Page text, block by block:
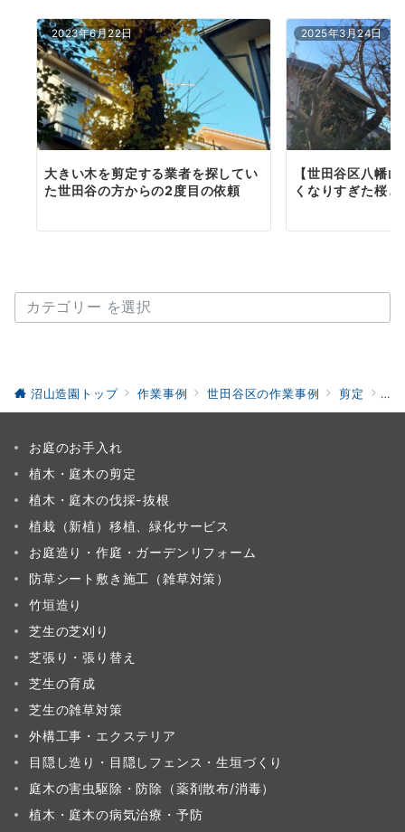
2023年6月22日
大きい木を剪定する業者を探してい
た世田谷の方からの2度目の依頼
2025年3月24日
【世田谷区八幡
くなりすぎた桜
カテゴリー
沼山造園トップ 作業事例 世田谷区の作業事例 剪定 世
お庭のお手入れ
植木・庭木の剪定
植木・庭木の伐採-抜根
植栽（新植）移植、緑化サービス
お庭造り・作庭・ガーデンリフォーム
防草シート敷き施工（雑草対策）
竹垣造り
芝生の芝刈り
芝張り・張り替え
芝生の育成
芝生の雑草対策
外構工事・エクステリア
目隠し造り・目隠しフェンス・生垣づくり
庭木の害虫駆除・防除（薬剤散布/消毒）
植木・庭木の病気治療・予防